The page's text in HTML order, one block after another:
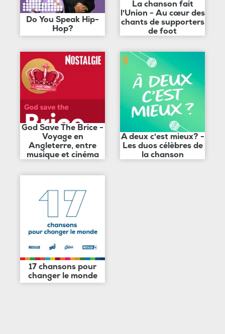
Do You Speak Hip-
Hop?
La chanson fait
l'Union - Au cœur des
chants de supporters
de foot
God Save The Brice -
Voyage en
Angleterre, entre
musique et cinéma
A deux c'est mieux? -
Les duos célèbres de
la chanson
17 chansons pour
changer le monde